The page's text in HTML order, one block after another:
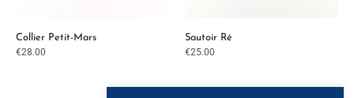
Collier Petit-Mars
€28.00
Sautoir Ré
€25.00